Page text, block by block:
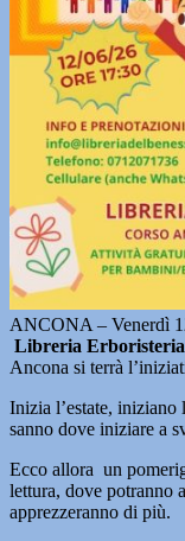
ANCONA – Venerdì
Libreria Erboristeria
Ancona si terrà
Inizia l’estate,
sanno dove iniziare a
Ecco allora un
lettura, dove potranno
apprezzeranno di più.